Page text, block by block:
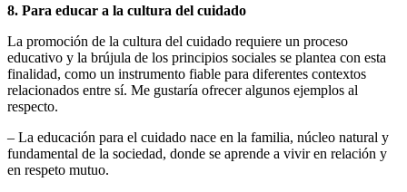
8. Para educar a la cultura del cuidado
La promoción de la cultura del cuidado requiere un proceso
educativo y la brújula de los principios sociales se plantea con esta
finalidad, como un instrumento fiable para diferentes contextos
relacionados entre sí. Me gustaría ofrecer algunos ejemplos al
respecto.
– La educación para el cuidado nace en la familia, núcleo natural y
fundamental de la sociedad, donde se aprende a vivir en relación y
en respeto mutuo.